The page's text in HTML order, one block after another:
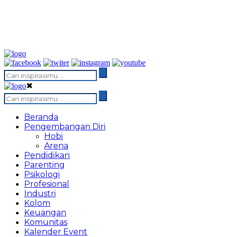
✖
Beranda
Pengembangan Diri
Hobi
Arena
Pendidikan
Parenting
Psikologi
Profesional
Industri
Kolom
Keuangan
Komunitas
Kalender Event